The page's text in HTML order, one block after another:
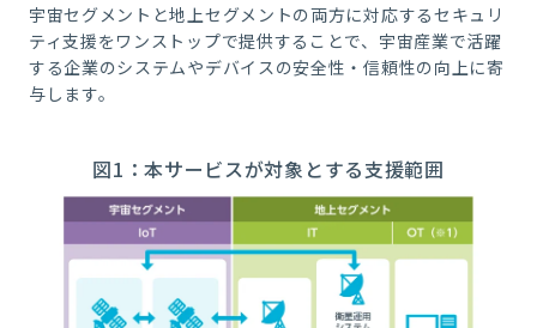
宇宙セグメントと地上セグメントの両方に対応するセキュリ
ティ支援をワンストップで提供することで、宇宙産業で活躍
する企業のシステムやデバイスの安全性・信頼性の向上に寄
与します。
図1：本サービスが対象とする支援範囲